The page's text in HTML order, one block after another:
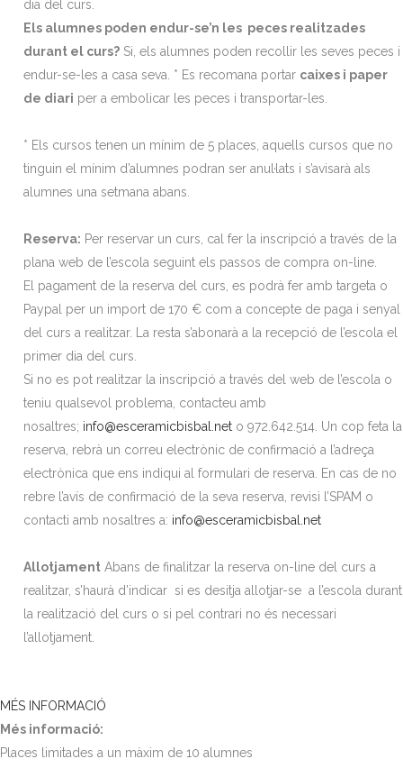
dia del curs.
Els alumnes poden endur-se’n les peces realitzades
durant el curs? Si, els alumnes poden recollir les seves peces i
endur-se-les a casa seva. * Es recomana portar caixes i paper
de diari per a embolicar les peces i transportar-les.
* Els cursos tenen un mínim de 5 places, aquells cursos que no
tinguin el mínim d’alumnes podran ser anul·lats i s’avisarà als
alumnes una setmana abans.
Reserva: Per reservar un curs, cal fer la inscripció a través de la
plana web de l’escola seguint els passos de compra on-line.
El pagament de la reserva del curs, es podrà fer amb targeta o
Paypal per un import de 170 € com a concepte de paga i senyal
del curs a realitzar. La resta s’abonarà a la recepció de l’escola el
primer dia del curs.
Si no es pot realitzar la inscripció a través del web de l’escola o
teniu qualsevol problema, contacteu amb
nosaltres; info@esceramicbisbal.net o 972.642.514. Un cop feta la
reserva, rebrà un correu electrònic de confirmació a l’adreça
electrònica que ens indiqui al formulari de reserva. En cas de no
rebre l’avís de confirmació de la seva reserva, revisi l’SPAM o
contacti amb nosaltres a: info@esceramicbisbal.net
Allotjament Abans de finalitzar la reserva on-line del curs a
realitzar, s’haurà d’indicar si es desitja allotjar-se a l’escola durant
la realització del curs o si pel contrari no és necessari
l’allotjament.
MÉS INFORMACIÓ
Més informació:
Places limitades a un màxim de 10 alumnes